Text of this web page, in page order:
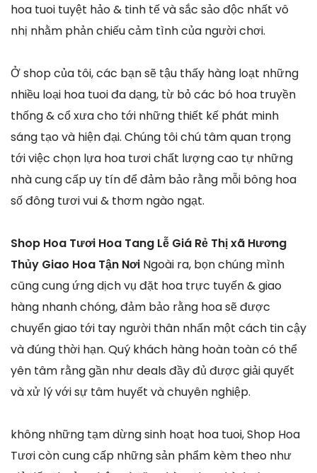
hoa tuoi tuyệt hảo & tinh tế và sắc sảo độc nhất vô
nhị nhằm phản chiếu cảm tình của người chơi.
Ở shop của tôi, các bạn sẽ tậu thấy hàng loạt những
nhiều loại hoa tuoi đa dạng, từ bỏ các bó hoa truyền
thống & cổ xưa cho tới những thiết kế phát minh
sáng tạo và hiện đại. Chúng tôi chú tâm quan trọng
tới việc chọn lựa hoa tươi chất lượng cao tự những
nhà cung cấp uy tín để đảm bảo rằng mỗi bông hoa
số đông tươi vui & thơm ngào ngạt.
Shop Hoa Tươi Hoa Tang Lễ Giá Rẻ Thị xã Hương
Thủy Giao Hoa Tận Nơi Ngoài ra, bọn chúng mình
cũng cung ứng dịch vụ đặt hoa trực tuyến & giao
hàng nhanh chóng, đảm bảo rằng hoa sẽ được
chuyển giao tới tay người thân nhấn một cách tin cậy
và đúng thời hạn. Quý khách hàng hoàn toàn có thể
yên tâm rằng gần như deals đầy đủ được giải quyết
và xử lý với sự tâm huyết và chuyên nghiệp.
không những tạm dừng sinh hoạt hoa tuoi, Shop Hoa
Tươi còn cung cấp những sản phẩm kèm theo như